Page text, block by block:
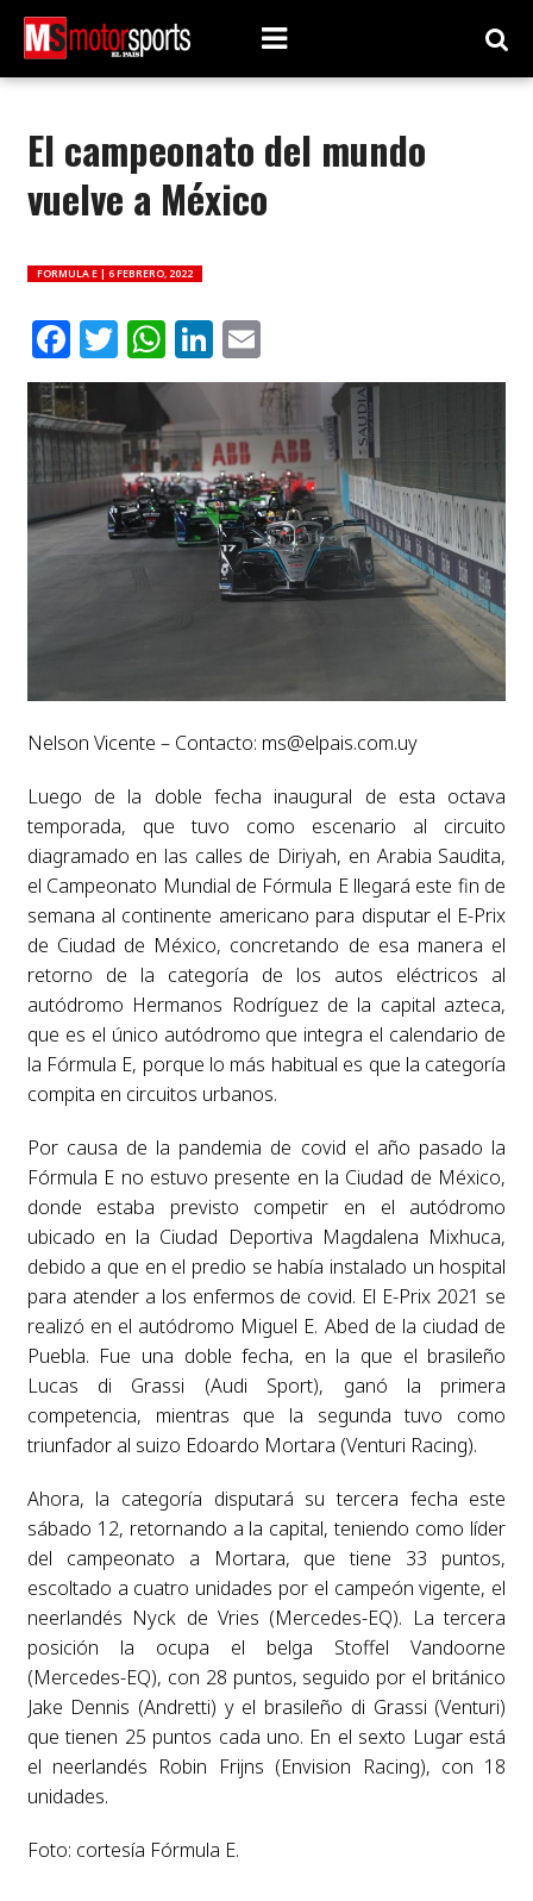
El campeonato del mundo
vuelve a México
FORMULA E | 6 FEBRERO, 2022
Facebook
Twitter
WhatsApp
LinkedIn
Email
Nelson Vicente – Contacto: ms@elpais.com.uy
Luego de la doble fecha inaugural de esta octava
temporada, que tuvo como escenario al circuito
diagramado en las calles de Diriyah, en Arabia Saudita,
el Campeonato Mundial de Fórmula E llegará este fin de
semana al continente americano para disputar el E-Prix
de Ciudad de México, concretando de esa manera el
retorno de la categoría de los autos eléctricos al
autódromo Hermanos Rodríguez de la capital azteca,
que es el único autódromo que integra el calendario de
la Fórmula E, porque lo más habitual es que la categoría
compita en circuitos urbanos.
Por causa de la pandemia de covid el año pasado la
Fórmula E no estuvo presente en la Ciudad de México,
donde estaba previsto competir en el autódromo
ubicado en la Ciudad Deportiva Magdalena Mixhuca,
debido a que en el predio se había instalado un hospital
para atender a los enfermos de covid. El E-Prix 2021 se
realizó en el autódromo Miguel E. Abed de la ciudad de
Puebla. Fue una doble fecha, en la que el brasileño
Lucas di Grassi (Audi Sport), ganó la primera
competencia, mientras que la segunda tuvo como
triunfador al suizo Edoardo Mortara (Venturi Racing).
Ahora, la categoría disputará su tercera fecha este
sábado 12, retornando a la capital, teniendo como líder
del campeonato a Mortara, que tiene 33 puntos,
escoltado a cuatro unidades por el campeón vigente, el
neerlandés Nyck de Vries (Mercedes-EQ). La tercera
posición la ocupa el belga Stoffel Vandoorne
(Mercedes-EQ), con 28 puntos, seguido por el británico
Jake Dennis (Andretti) y el brasileño di Grassi (Venturi)
que tienen 25 puntos cada uno. En el sexto Lugar está
el neerlandés Robin Frijns (Envision Racing), con 18
unidades.
Foto: cortesía Fórmula E.